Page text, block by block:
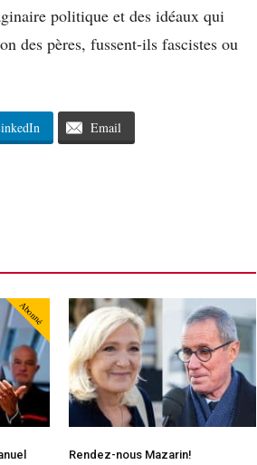
politique et des idéaux qui
des pères, fussent-ils fascistes ou
Email
Abonné
Rendez-nous Mazarin!